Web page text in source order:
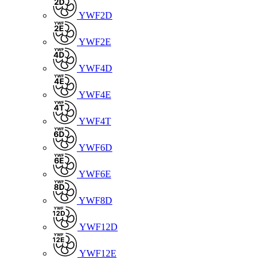
YWF2D
YWF2E
YWF4D
YWF4E
YWF4T
YWF6D
YWF6E
YWF8D
YWF12D
YWF12E